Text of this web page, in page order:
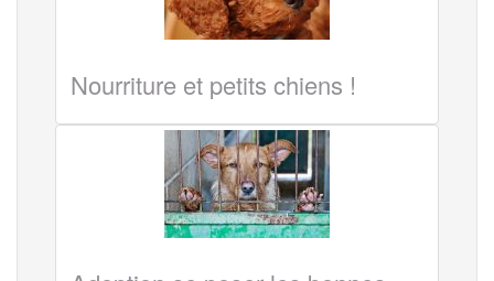
Nourriture et petits chiens !